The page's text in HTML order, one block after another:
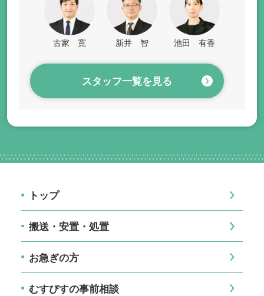
古家 寛 新井 智 池田 有香
スタッフ一覧を見る
トップ
搬送・安置・処置
お急ぎの方
むすびすの事前相談